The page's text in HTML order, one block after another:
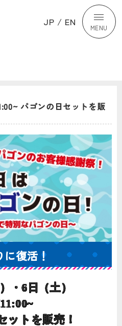
JP / EN MENU
パゴンの日セットを販
に復活！
・6日（土）
ットを販売！